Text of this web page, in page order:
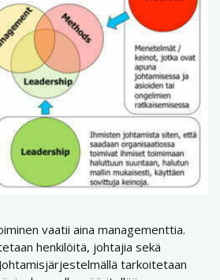
vaatii aina managementtia.
henkilöitä, johtajia sekä
tarkoitetaan